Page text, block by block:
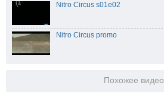
Nitro Circus s01e02
Nitro Circus promo
Похожее видео